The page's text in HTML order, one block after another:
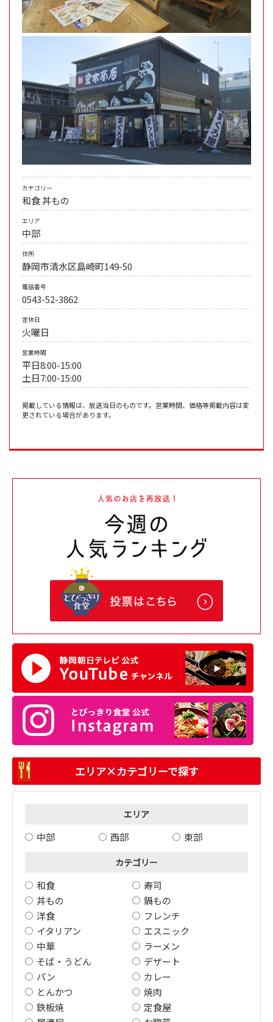
カテゴリー
和食丼もの
エリア
中部
住所
静岡市清水区島崎町149-50
電話番号
0543-52-3862
定休日
火曜日
営業時間
平日8:00-15:00
土日7:00-15:00
掲載している情報は、放送当日のものです。営業時間、価格等掲載内容は変
更されている場合があります。
エリア×カテゴリーで探す
エリア
中部 西部 東部
カテゴリー
和食
寿司
丼もの
鍋もの
洋食
フレンチ
イタリアン
エスニック
中華
ラーメン
そば・うどん
デザート
パン
カレー
とんかつ
焼肉
鉄板焼
定食屋